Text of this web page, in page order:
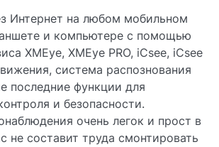
Интернет на любом мобильном
и компьютере с помощью
XMEye, XMEye PRO, iCsee, iCsee
система распознования
последние функции для
и безопасности.
очень легок и прост в
не составит труда смонтировать